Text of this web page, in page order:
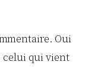
Oui
celui qui vient